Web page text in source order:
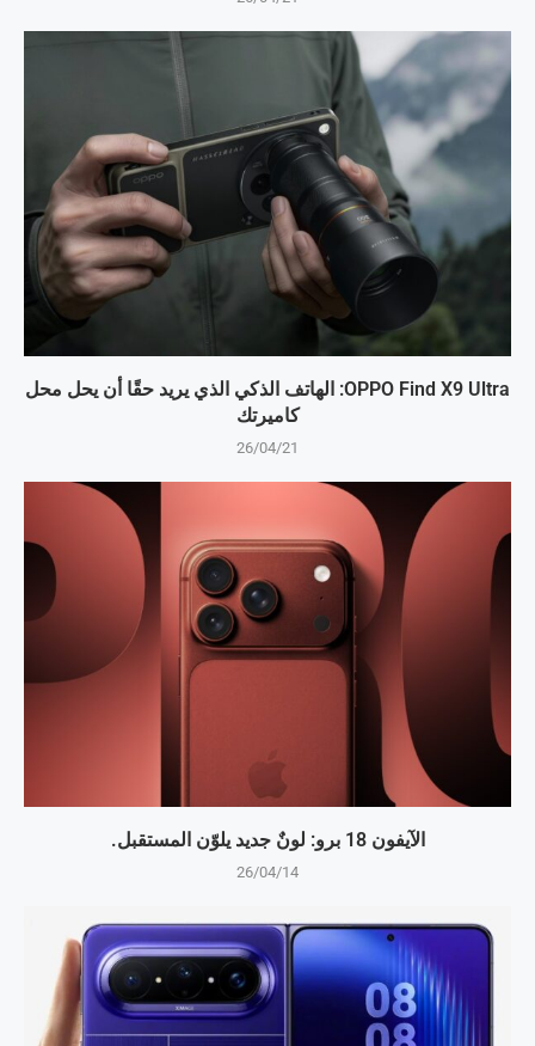
OPPO Find X9 Ultra: الهاتف الذكي الذي يريد حقًا أن يحل محل
كاميرتك
26/04/21
الآيفون 18 برو: لونٌ جديد يلوّن المستقبل.
26/04/14